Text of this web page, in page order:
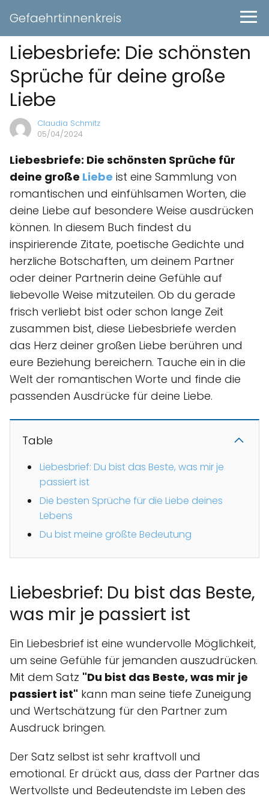
Gefaehrtinnenkreis
Liebesbriefe: Die schönsten
Sprüche für deine große
Liebe
Claudia Schmitz
05/04/2024
Liebesbriefe: Die schönsten Sprüche für
deine große Liebe ist eine Sammlung von
romantischen und einfühlsamen Worten, die
deine Liebe auf besondere Weise ausdrücken
können. In diesem Buch findest du
inspirierende Zitate, poetische Gedichte und
herzliche Botschaften, um deinem Partner
oder deiner Partnerin deine Gefühle auf
liebevolle Weise mitzuteilen. Ob du gerade
frisch verliebt bist oder schon lange Zeit
zusammen bist, diese Liebesbriefe werden
das Herz deiner großen Liebe berühren und
eure Beziehung bereichern. Tauche ein in die
Welt der romantischen Worte und finde die
passenden Ausdrücke für deine Liebe.
Table
Liebesbrief: Du bist das Beste, was mir je
passiert ist
Die besten Sprüche für die Liebe deines
Lebens
Du bist meine größte Bedeutung
Liebesbrief: Du bist das Beste,
was mir je passiert ist
Ein Liebesbrief ist eine wundervolle Möglichkeit,
um seine Gefühle für jemanden auszudrücken.
Mit dem Satz "Du bist das Beste, was mir je
passiert ist" kann man seine tiefe Zuneigung
und Wertschätzung für den Partner zum
Ausdruck bringen.
Der Satz selbst ist sehr kraftvoll und
emotional. Er drückt aus, dass der Partner das
Wertvollste und Bedeutendste im Leben des